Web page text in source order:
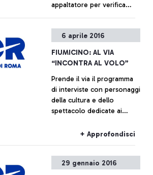
mondiali.
appaltatore per verifica
+ Approfondisci
6 aprile 2016
FIUMICINO: AL VIA
“INCONTRA AL VOLO”
Prende il via il programma
di interviste con personaggi
della cultura e dello
spettacolo dedicate ai
aeroporto italiano. Ad
+ Approfondisci
29 gennaio 2016